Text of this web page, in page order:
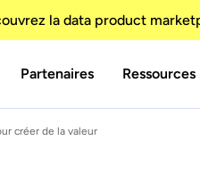
la data product
Partenaires Ressources
créer de la valeur